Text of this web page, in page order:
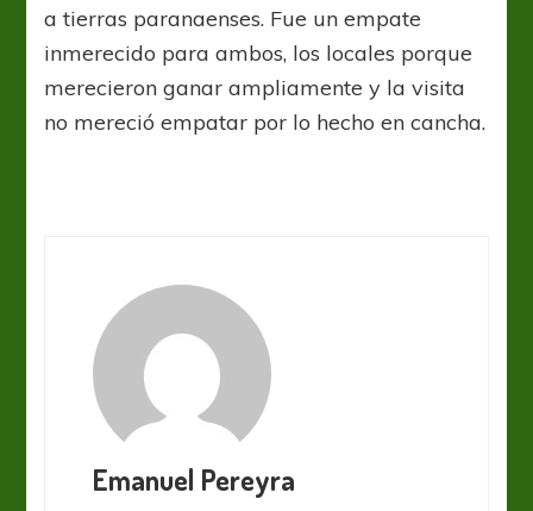
a tierras paranaenses. Fue un empate
inmerecido para ambos, los locales porque
merecieron ganar ampliamente y la visita
no mereció empatar por lo hecho en cancha.
Emanuel Pereyra